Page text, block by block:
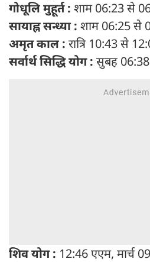
गोधूलि मुहूर्त : शाम 06:23 से
सायाह्न सन्ध्या : शाम 06:25 से
अमृत काल : रात्रि 10:43 से
सर्वार्थ सिद्धि योग : सुबह
शिव योग : 12:46 एएम, मार्च